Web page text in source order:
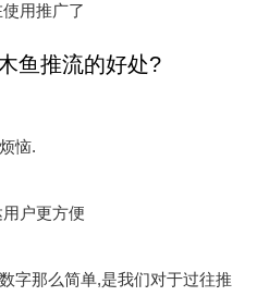
用推广了
鱼推流的好处?
恼.
户更方便
字那么简单,是我们对于过往推